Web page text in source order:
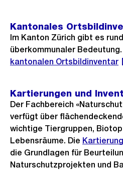
Kantonales
Im Kanton Zürich gibt es
überkommunaler
kantonalen Ortsbildinventar
Kartierungen und
Der Fachbereich
verfügt über
wichtige Tiergruppen,
Lebensräume. Die
die Grundlagen für
Naturschutzprojekten und